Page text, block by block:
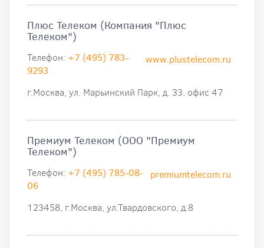
Плюс Телеком (Компания "Плюс
Телеком")
www.plustelecom.ru
Телефон: +7 (495) 783-
9293
г.Москва, ул. Марьинский Парк, д. 33, офис 47
Премиум Телеком (ООО "Премиум
Телеком")
premiumtelecom.ru
Телефон: +7 (495) 785-08-
06
123458, г.Москва, ул.Твардовского, д.8